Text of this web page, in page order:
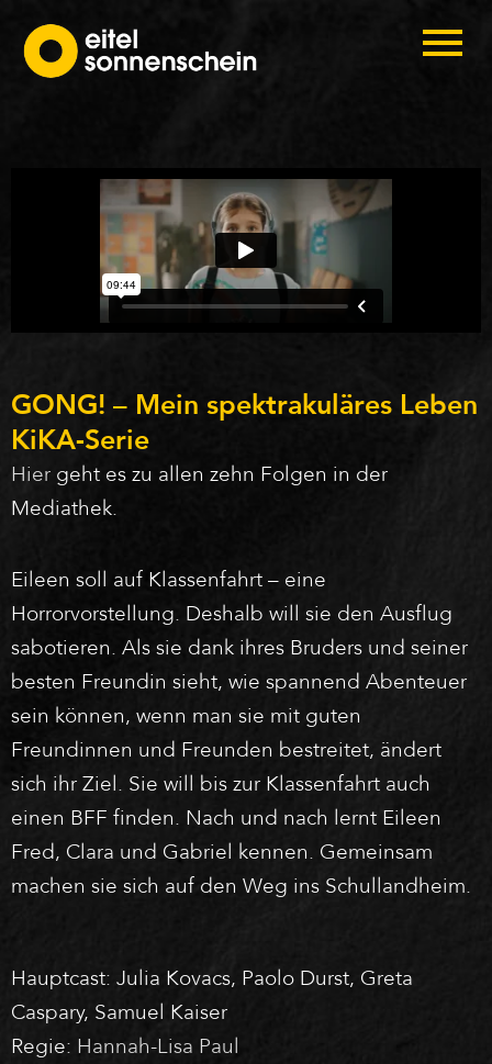
GONG! – Mein spektrakuläres Leben
KiKA-Serie
Hier geht es zu allen zehn Folgen in der
Mediathek.
Eileen soll auf Klassenfahrt – eine
Horrorvorstellung. Deshalb will sie den Ausflug
sabotieren. Als sie dank ihres Bruders und seiner
besten Freundin sieht, wie spannend Abenteuer
sein können, wenn man sie mit guten
Freundinnen und Freunden bestreitet, ändert
sich ihr Ziel. Sie will bis zur Klassenfahrt auch
einen BFF finden. Nach und nach lernt Eileen
Fred, Clara und Gabriel kennen. Gemeinsam
machen sie sich auf den Weg ins Schullandheim.
Hauptcast: Julia Kovacs, Paolo Durst, Greta
Caspary, Samuel Kaiser
Regie: Hannah-Lisa Paul